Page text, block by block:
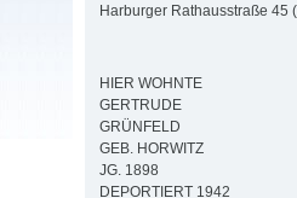
Harburger Rathausstraße 45
HIER WOHNTE
GERTRUDE
GRÜNFELD
GEB. HORWITZ
JG. 1898
DEPORTIERT 1942